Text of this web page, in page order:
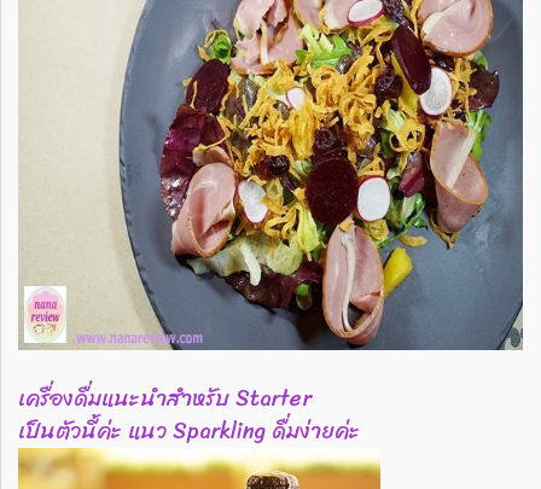
เครื่องดื่มแนะนำสำหรับ Starter
เป็นตัวนี้ค่ะ แนว Sparkling ดื่มง่ายค่ะ